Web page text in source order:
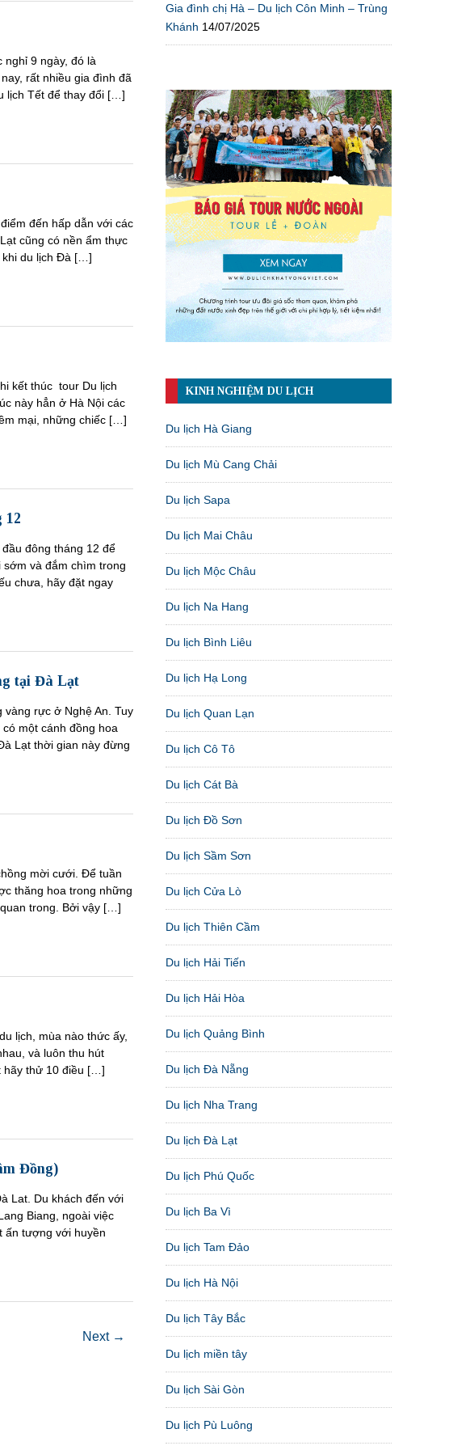
9 ngày, đó là
rất nhiều gia đình đã
lịch Tết để thay đổi […]
đến hấp dẫn với các
cũng có nền ẩm thực
khi du lịch Đà […]
kết thúc tour Du lịch
này hẳn ở Hà Nội các
mại, những chiếc […]
12
đông tháng 12 để
và đắm chìm trong
chưa, hãy đặt ngay
tại Đà Lạt
rực ở Nghệ An. Tuy
một cánh đồng hoa
Lạt thời gian này đừng
mời cưới. Để tuần
thăng hoa trong những
trong. Bởi vậy […]
lịch, mùa nào thức ấy,
và luôn thu hút
hãy thử 10 điều […]
Đồng)
Lat. Du khách đến với
Biang, ngoài việc
ấn tượng với huyền
Next →
Gia đình chị Hà – Du lịch Côn Minh – Trùng
Khánh 14/07/2025
KINH NGHIỆM DU LỊCH
Du lịch Hà Giang
Du lịch Mù Cang Chải
Du lịch Sapa
Du lịch Mai Châu
Du lịch Mộc Châu
Du lịch Na Hang
Du lịch Bình Liêu
Du lịch Hạ Long
Du lịch Quan Lạn
Du lịch Cô Tô
Du lịch Cát Bà
Du lịch Đồ Sơn
Du lịch Sầm Sơn
Du lịch Cửa Lò
Du lịch Thiên Cầm
Du lịch Hải Tiến
Du lịch Hải Hòa
Du lịch Quảng Bình
Du lịch Đà Nẵng
Du lịch Nha Trang
Du lịch Đà Lạt
Du lịch Phú Quốc
Du lịch Ba Vì
Du lịch Tam Đảo
Du lịch Hà Nội
Du lịch Tây Bắc
Du lịch miền tây
Du lịch Sài Gòn
Du lịch Pù Luông